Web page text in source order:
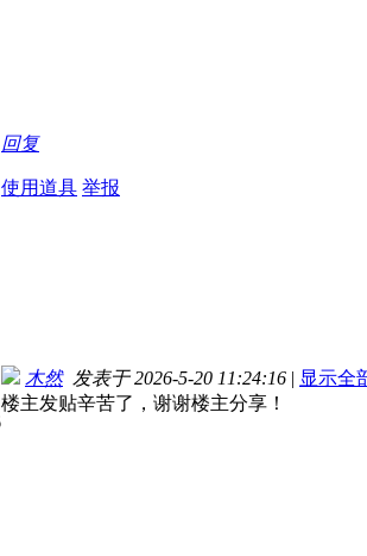
回复
使用道具 举报
木然发表于 2026-5-20 11:24:16 | 显示全
楼主发贴辛苦了，谢谢楼主分享！